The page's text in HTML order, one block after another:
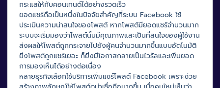
กระแสให้กับคอนเทนต์ได้อย่างรวดเร็ว
ยอดแชร์ถือเป็นหนึ่งในปัจจัยสำคัญที่ระบบ Facebook ใช้
ประเมินความน่าสนใจของโพสต์ หากโพสต์มียอดแชร์จำนวนมาก
ระบบจะเริ่มมองว่าโพสต์นั้นมีคุณภาพและเป็นที่สนใจของผู้ใช้งาน
ส่งผลให้โพสต์ถูกกระจายไปยังผู้คนจำนวนมากขึ้นแบบอัตโนมัติ
ยิ่งโพสต์ถูกแชร์เยอะ ก็ยิ่งมีโอกาสกลายเป็นไวรัลและเพิ่มยอด
การมองเห็นได้อย่างต่อเนื่อง
หลายธุรกิจเลือกใช้บริการเพิ่มแชร์โพสต์ Facebook เพราะช่วย